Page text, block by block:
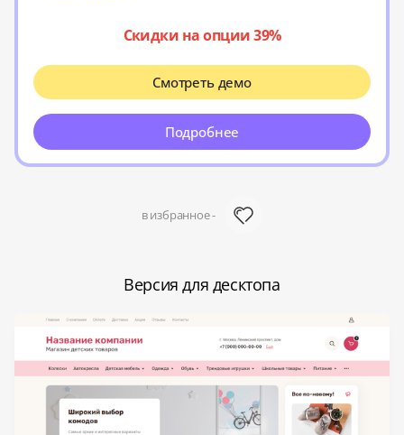
в избранное -
Скидки на опции 39%
Смотреть демо
Подробнее
Версия для десктопа